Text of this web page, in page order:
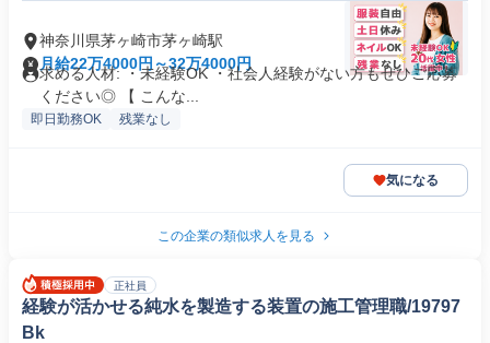
神奈川県茅ヶ崎市茅ヶ崎駅
月給22万4000円～32万4000円
求める人材: ・未経験OK ・社会人経験がない方もぜひご応募
ください◎ 【 こんな...
即日勤務OK 残業なし
気になる
この企業の類似求人を見る
正社員
経験が活かせる純水を製造する装置の施工管理職/19797
Bk